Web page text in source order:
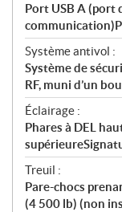
Port USB A (port
Système antivol :
Système de
RF, muni d’un
Éclairage :
Phares à DEL
Treuil :
Pare-chocs
(4 500 lb) (non